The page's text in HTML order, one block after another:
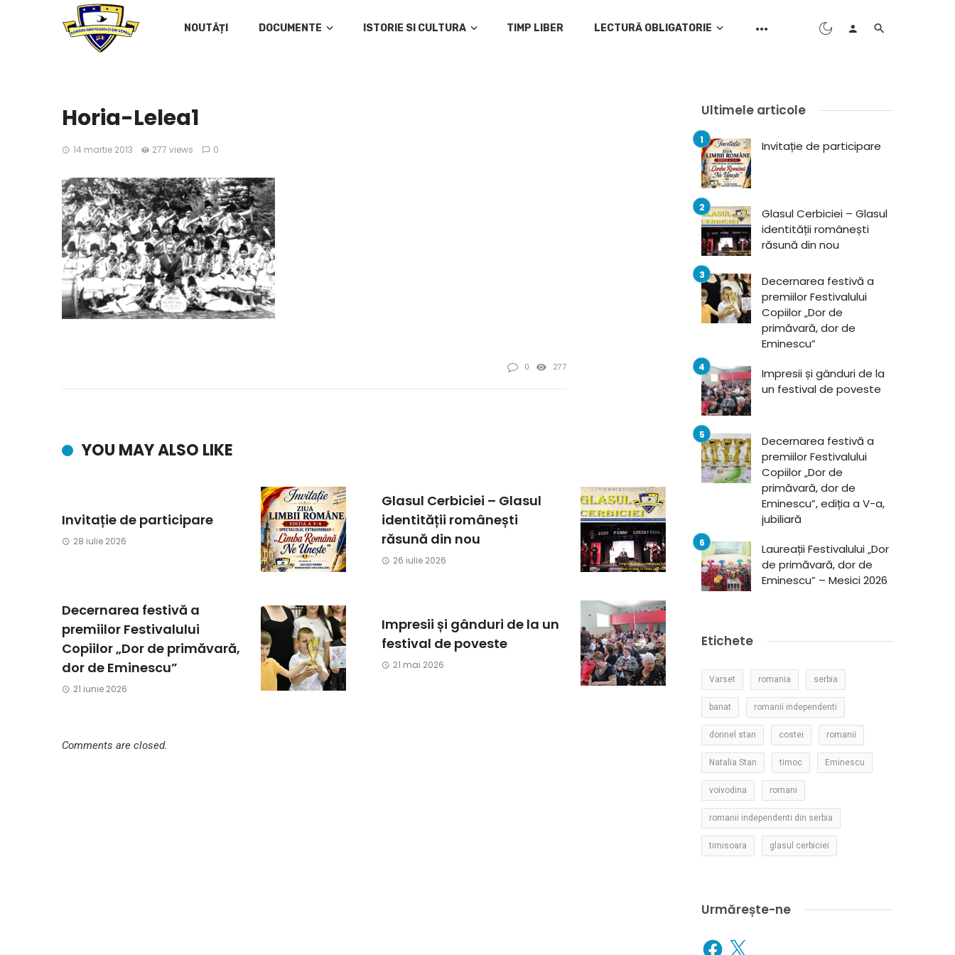
NOUTĂȚI DOCUMENTE ISTORIE SI CULTURA TIMP LIBER LECTURĂ OBLIGATORIE
Horia-Lelea1
14 martie 2013 277 views 0
0 277
YOU MAY ALSO LIKE
Invitație de participare
28 iulie 2026
Glasul Cerbiciei – Glasul
identității românești
răsună din nou
26 iulie 2026
Decernarea festivă a
premiilor Festivalului
Copiilor „Dor de primăvară,
dor de Eminescu”
21 iunie 2026
Impresii și gânduri de la un
festival de poveste
21 mai 2026
Comments are closed.
Ultimele articole
Invitație de participare
Glasul Cerbiciei – Glasul
identității românești
răsună din nou
Decernarea festivă a
premiilor Festivalului
Copiilor „Dor de
primăvară, dor de
Eminescu”
Impresii și gânduri de la
un festival de poveste
Decernarea festivă a
premiilor Festivalului
Copiilor „Dor de
primăvară, dor de
Eminescu”, ediția a V-a,
jubiliară
Laureații Festivalului „Dor
de primăvară, dor de
Eminescu” – Mesici 2026
Etichete
Varset romania serbia
banat romanii independenti
dorinel stan costei romanii
Natalia Stan timoc Eminescu
voivodina romani
romanii independenti din serbia
timisoara glasul cerbiciei
Urmărește-ne
Facebook
X